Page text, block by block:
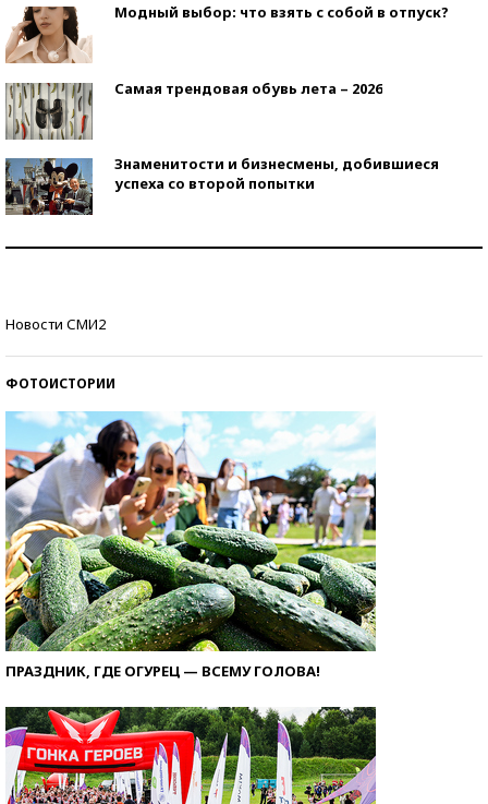
Модный выбор: что взять с собой в отпуск?
Самая трендовая обувь лета – 2026
Знаменитости и бизнесмены, добившиеся
успеха со второй попытки
Новости СМИ2
ФОТОИСТОРИИ
ПРАЗДНИК, ГДЕ ОГУРЕЦ — ВСЕМУ ГОЛОВА!